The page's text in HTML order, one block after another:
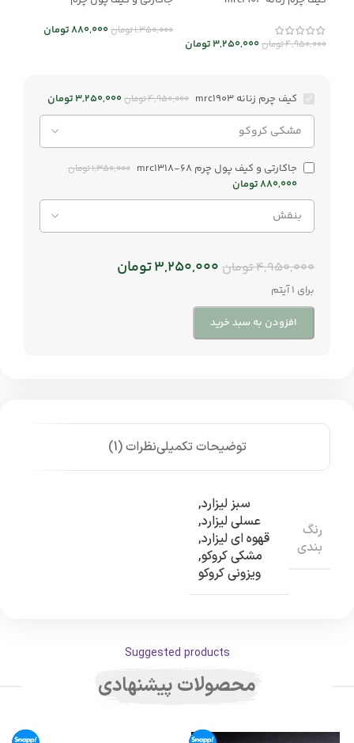
4,950,000تومان3,250,000تومان
1,350,000تومان880,000تومان
کیف چرم زنانه mrc1903 4,950,000تومان3,250,000تومان
جاکارتی و کیف پول چرم mrc1318-68 1,350,000تومان
880,000تومان
4,950,000تومان 3,250,000تومان
برای 1 آیتم
افزودن به سبد خرید
توضیحات تکمیلینظرات (1)
رنگ
بندی
سبز لیزارد,
عسلی لیزارد,
قهوه ای لیزارد,
مشکی کروکو,
ویزونی کروکو
Suggested products
محصولات پیشنهادی